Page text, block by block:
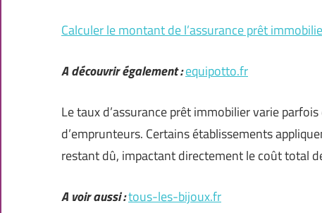
Calculer le montant de l’assurance prêt
A découvrir également :equipotto.fr
Le taux d’assurance prêt immobilier varie
d’emprunteurs. Certains établissements
restant dû, impactant directement le coût total
A voir aussi :tous-les-bijoux.fr